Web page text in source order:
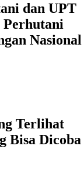
dan UPT
Nasional
Terlihat
Bisa Dicoba